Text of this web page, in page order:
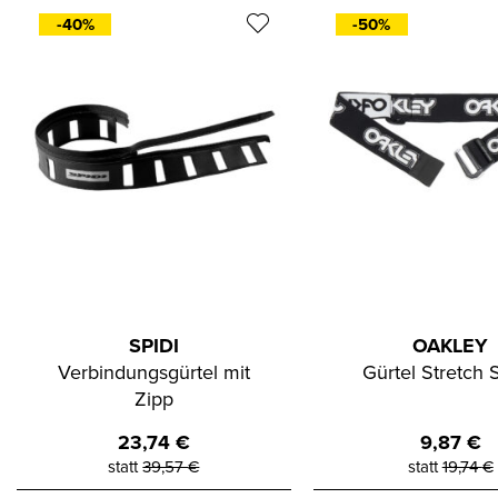
-40%
SPIDI
Verbindungsgürtel mit
Zipp
23,74€
statt39,57€
-50%
OAKLEY
Gürtel Stretch
9,87€
statt19,74€